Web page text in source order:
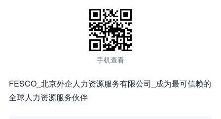
手机查看
FESCO_北京外企人力资源服务有限公司_成为最可信赖的
全球人力资源服务伙伴